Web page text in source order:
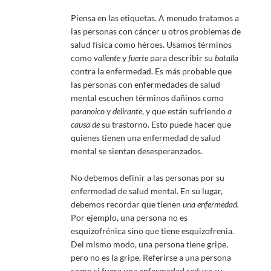
Piensa en las etiquetas. A menudo tratamos a
las personas con cáncer u otros problemas de
salud física como héroes. Usamos términos
comovalienteyfuertepara describir su batalla
contra la enfermedad. Es más probable que
las personas con enfermedades de salud
mental escuchen términos dañinos como
paranoicoydelirante, y que están sufriendoa
causa desu trastorno. Esto puede hacer que
quienes tienen una enfermedad de salud
mental se sientan desesperanzados.
No debemos definir a las personas por su
enfermedad de salud mental. En su lugar,
debemos recordar que tienen una enfermedad.
Por ejemplo, una persona no es
esquizofrénica sino que tiene esquizofrenia.
Del mismo modo, una persona tiene gripe,
pero no es la gripe. Referirse a una persona